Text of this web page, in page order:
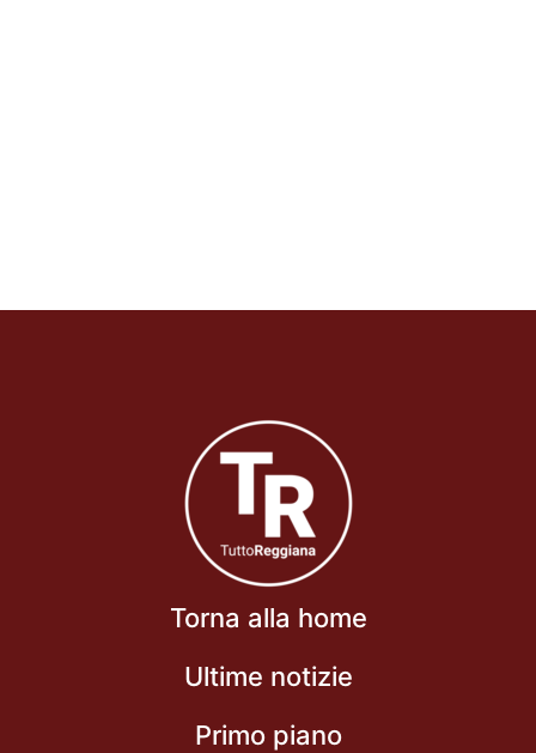
Torna alla home
Ultime notizie
Primo piano